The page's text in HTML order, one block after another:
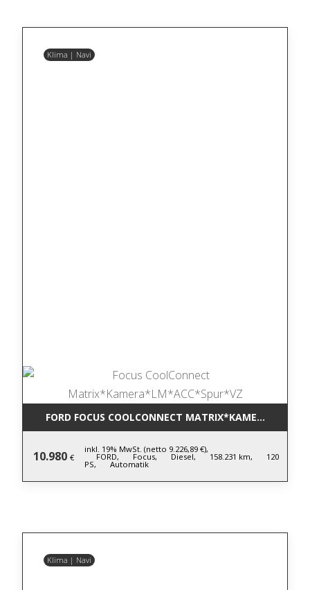
Klima | Navi
FORD FOCUS COOLCONNECT
10.980 €
inkl. 19% MwSt. (netto 9.226,89 €),
FORD, Focus, Diesel, 158.231 km, 120
PS, Automatik
Klima | Navi